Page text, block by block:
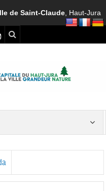
de Saint-Claude , Haut-Jura